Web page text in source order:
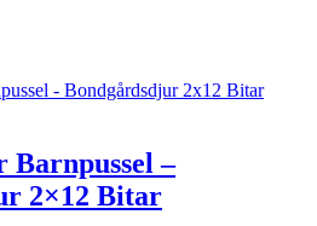
Barnpussel –
2×12 Bitar